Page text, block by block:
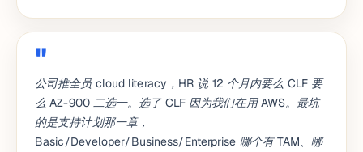
公司推全员 cloud literacy，HR 说 12 个月内要么 CLF 要
么 AZ-900 二选一。选了 CLF 因为我们在用 AWS。最坑
的是支持计划那一章，
Basic/Developer/Business/Enterprise 哪个有 TAM、哪